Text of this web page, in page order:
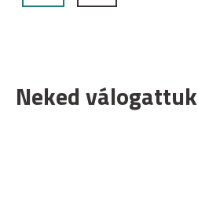
Neked válogattuk